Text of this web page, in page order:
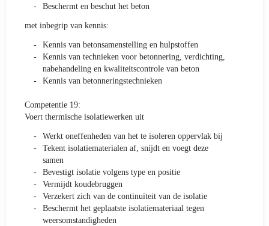
Beschermt en beschut het beton
met inbegrip van kennis:
Kennis van betonsamenstelling en hulpstoffen
Kennis van technieken voor betonnering, verdichting,
nabehandeling en kwaliteitscontrole van beton
Kennis van betonneringstechnieken
Competentie 19:
Voert thermische isolatiewerken uit
Werkt oneffenheden van het te isoleren oppervlak bij
Tekent isolatiematerialen af, snijdt en voegt deze
samen
Bevestigt isolatie volgens type en positie
Vermijdt koudebruggen
Verzekert zich van de continuïteit van de isolatie
Beschermt het geplaatste isolatiemateriaal tegen
weersomstandigheden